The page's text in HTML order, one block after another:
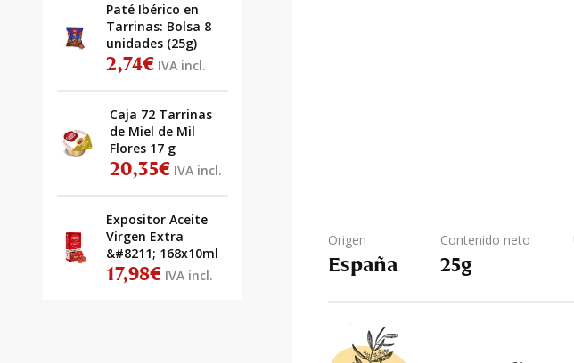
Paté Ibérico en
Tarrinas: Bolsa 8
unidades (25g)
2,74€ IVA incl.
Caja 72 Tarrinas
de Miel de Mil
Flores 17 g
20,35€ IVA incl.
Expositor Aceite
Virgen Extra
&#8211; 168x10ml
17,98€ IVA incl.
Origen
España
Contenido neto
25g